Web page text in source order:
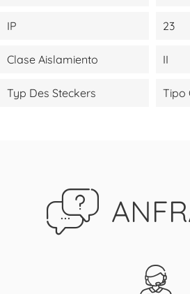
IP 23
Clase Aislamiento II
Typ Des Steckers Tipo